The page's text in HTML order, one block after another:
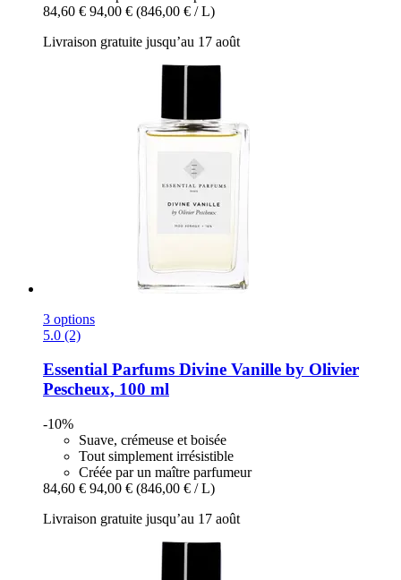
84,60 € 94,00 € (846,00 € / L)
Livraison gratuite jusqu’au 17 août
3 options
5.0 (2)
Essential Parfums Divine Vanille by Olivier
Pescheux, 100 ml
-10%
Suave, crémeuse et boisée
Tout simplement irrésistible
Créée par un maître parfumeur
84,60 € 94,00 € (846,00 € / L)
Livraison gratuite jusqu’au 17 août